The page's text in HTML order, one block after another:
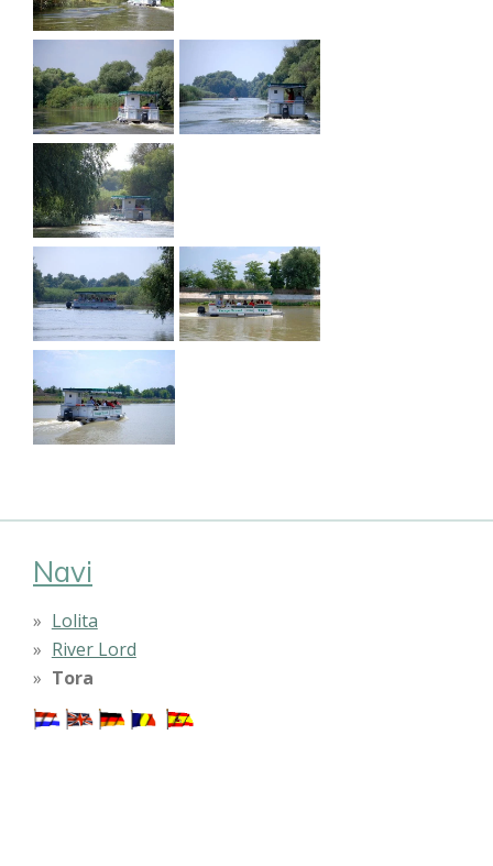
Navi
Lolita
River Lord
Tora